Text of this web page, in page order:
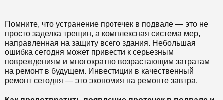
Помните, что устранение протечек в подвале — это не
просто заделка трещин, а комплексная система мер,
направленная на защиту всего здания. Небольшая
ошибка сегодня может привести к серьезным
повреждениям и многократно возрастающим затратам
на ремонт в будущем. Инвестиции в качественный
ремонт сегодня — это экономия на ремонте завтра.